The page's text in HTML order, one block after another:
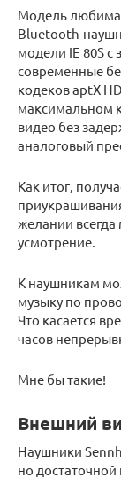
Модель любима
Bluetooth-
модели IE 80S
современные
кодеков aptX
максимальном
видео без
аналоговый
Как итог,
желании
усмотрение.
К наушникам
музыку по
Что касается
часов
Мне бы такие!
Внешний
Наушники
но